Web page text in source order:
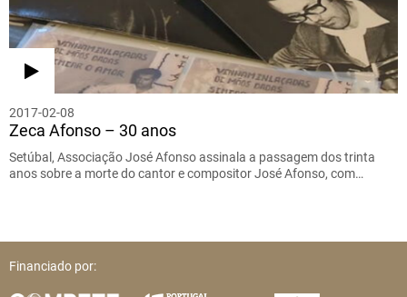
2017-02-08
Zeca Afonso – 30 anos
Setúbal, Associação José Afonso assinala a passagem dos trinta
anos sobre a morte do cantor e compositor José Afonso, com…
Financiado por: